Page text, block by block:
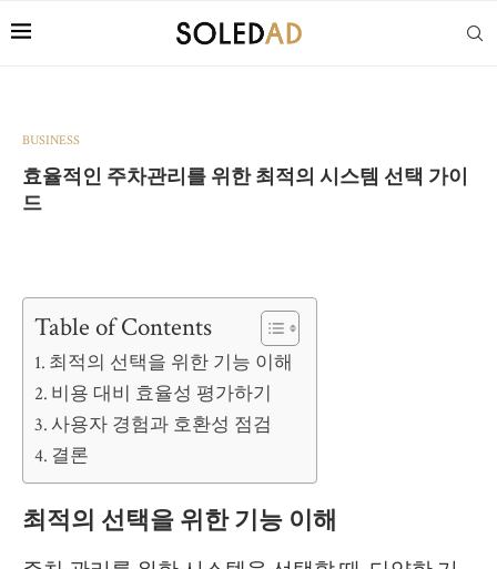
BUSINESS
효율적인 주차관리를 위한 최적의 시스템 선택 가이
드
Table of Contents
최적의 선택을 위한 기능 이해
비용 대비 효율성 평가하기
사용자 경험과 호환성 점검
결론
최적의 선택을 위한 기능 이해